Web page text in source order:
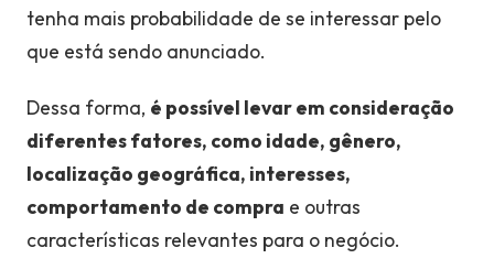
tenha mais probabilidade de se interessar pelo
que está sendo anunciado.
Dessa forma, é possível levar em consideração
diferentes fatores, como idade, gênero,
localização geográfica, interesses,
comportamento de compra e outras
características relevantes para o negócio.